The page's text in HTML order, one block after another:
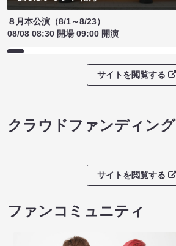
８月本公演（8/1～8/23）
08/08 08:30 開場 09:00 開演
サイトを閲覧する
クラウドファンディング
サイトを閲覧する
ファンコミュニティ